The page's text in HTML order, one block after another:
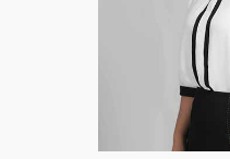
业
社
康桥